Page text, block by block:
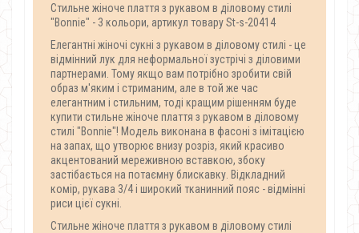
Стильне жіноче плаття з рукавом в діловому стилі
"Bonnie" - 3 кольори, артикул товару St-s-20414
Елегантні жіночі сукні з рукавом в діловому стилі - це
відмінний лук для неформальної зустрічі з діловими
партнерами. Тому якщо вам потрібно зробити свій
образ м'яким і стриманим, але в той же час
елегантним і стильним, тоді кращим рішенням буде
купити стильне жіноче плаття з рукавом в діловому
стилі "Bonnie"! Модель виконана в фасоні з імітацією
на запах, що утворює внизу розріз, який красиво
акцентований мереживною вставкою, збоку
застібається на потаємну блискавку. Відкладний
комір, рукава 3/4 і широкий тканинний пояс - відмінні
риси цієї сукні.
Стильне жіноче плаття з рукавом в діловому стилі